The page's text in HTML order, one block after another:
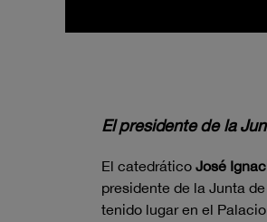
El presidente de la
El catedrático José
presidente de la Junta
tenido lugar en el